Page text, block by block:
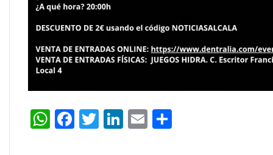
W F
T
Li E